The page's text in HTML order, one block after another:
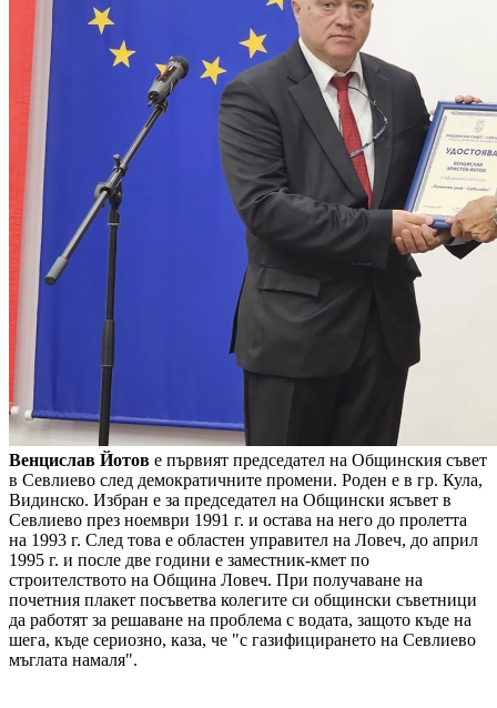
Венцислав Йотов е първият председател на Общинския съвет
в Севлиево след демократичните промени. Роден е в гр. Кула,
Видинско. Избран е за председател на Общински ясъвет в
Севлиево през ноември 1991 г. и остава на него до пролетта
на 1993 г. След това е областен управител на Ловеч, до април
1995 г. и после две години е заместник-кмет по
строителството на Община Ловеч. При получаване на
почетния плакет посъветва колегите си общински съветници
да работят за решаване на проблема с водата, защото къде на
шега, къде сериозно, каза, че "с газифицирането на Севлиево
мъглата намаля".